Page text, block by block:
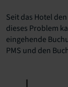
Seit das Hotel
dieses Problem
eingehende
PMS und den